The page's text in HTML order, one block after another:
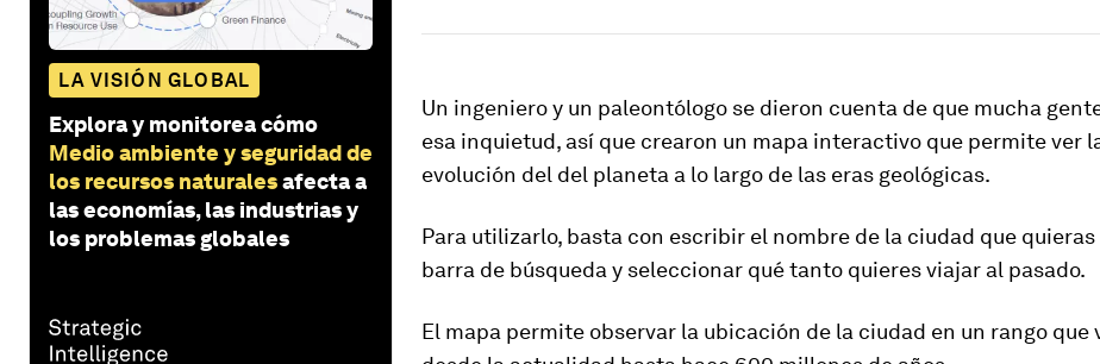
LA VISIÓN GLOBAL
Explora y monitorea cómo
Medio ambiente y seguridad de
los recursos naturalesafecta a
las economías, las industrias y
los problemas globales
Un ingeniero y un paleontólogo se dieron cuenta de que mucha
esa inquietud, así que crearon un mapa interactivo que permite ver
evolución del del planeta a lo largo de las eras geológicas.
Para utilizarlo, basta con escribir el nombre de la ciudad que quieras
barra de búsqueda y seleccionar qué tanto quieresviajar al pasado.
El mapa permite observar la ubicación de la ciudad en un rango que